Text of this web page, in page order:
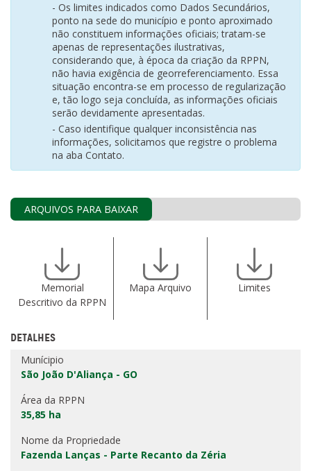
- Os limites indicados como Dados Secundários,
ponto na sede do município e ponto aproximado
não constituem informações oficiais; tratam-se
apenas de representações ilustrativas,
considerando que, à época da criação da RPPN,
não havia exigência de georreferenciamento. Essa
situação encontra-se em processo de regularização
e, tão logo seja concluída, as informações oficiais
serão devidamente apresentadas.
- Caso identifique qualquer inconsistência nas
informações, solicitamos que registre o problema
na aba Contato.
ARQUIVOS PARA BAIXAR
Memorial
Descritivo da RPPN
Mapa Arquivo Limites
DETALHES
Munícipio
São João D'Aliança - GO
Área da RPPN
35,85 ha
Nome da Propriedade
Fazenda Lanças - Parte Recanto da Zéria